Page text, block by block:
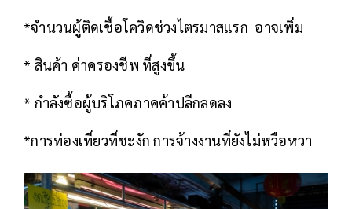
*จำนวนผู้ติดเชื้อโควิดช่วงไตรมาสแรก อาจเพิ่ม
* สินค้า ค่าครองชีพ ที่สูงขึ้น
* กำลังซื้อผู้บริโภคภาคค้าปลีกลดลง
*การท่องเที่ยวที่ชะงัก การจ้างงานที่ยังไม่หวือหวา